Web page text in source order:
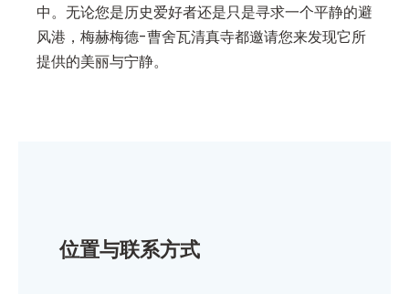
中。无论您是历史爱好者还是只是寻求一个平静的避
风港，梅赫梅德-曹舍瓦清真寺都邀请您来发现它所
提供的美丽与宁静。
位置与联系方式